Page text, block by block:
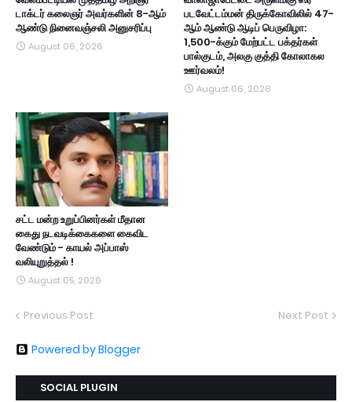
டாக்டர் கலைஞர் அவர்களின் 8-ஆம்
ஆண்டு நினைவஞ்சலி அனுசரிப்பு
August 06, 2026
படவேட்டம்மன் திருக்கோவிலில் 47-
ஆம் ஆண்டு ஆடிப் பெருவிழா:
1,500-க்கும் மேற்பட்ட பக்தர்கள்
பால்குடம், அலகு குத்தி கோலாகல
ஊர்வலம்!
August 06, 2026
சட்ட மன்ற உறுப்பினர்கள் மீதான
கைது நடவடிக்கைகளை கைவிட
வேண்டும் - காயல் அப்பாஸ்
வலியுறுத்தல் !
August 05, 2026
Previous Post Next Post
Powered by Blogger
SOCIAL PLUGIN